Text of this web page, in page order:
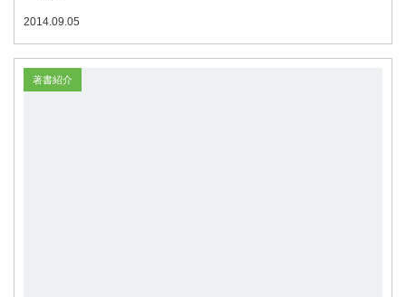
2014.09.05
著書紹介